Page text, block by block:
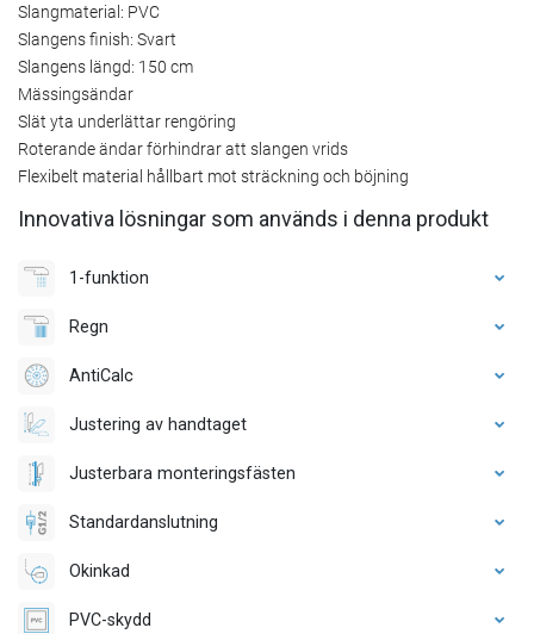
Slangmaterial: PVC
Slangens finish: Svart
Slangens längd: 150 cm
Mässingsändar
Slät yta underlättar rengöring
Roterande ändar förhindrar att slangen vrids
Flexibelt material hållbart mot sträckning och böjning
Innovativa lösningar som används i denna produkt
1-funktion
Regn
AntiCalc
Justering av handtaget
Justerbara monteringsfästen
Standardanslutning
Okinkad
PVC-skydd